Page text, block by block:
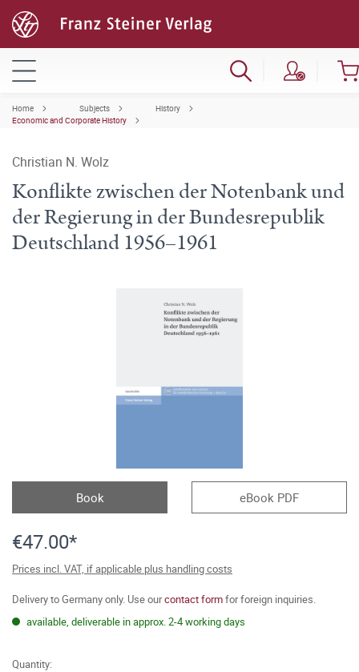
Home Subjects
History
Economic and Corporate History
Christian N. Wolz
Konflikte zwischen der Notenbank und
der Regierung in der Bundesrepublik
Deutschland 1956–1961
Book eBook PDF
€47.00*
Prices incl. VAT, if applicable plus handling costs
Delivery to Germany only. Use ourcontact formfor foreign inquiries.
available, deliverable in approx. 2-4 working days
Quantity: